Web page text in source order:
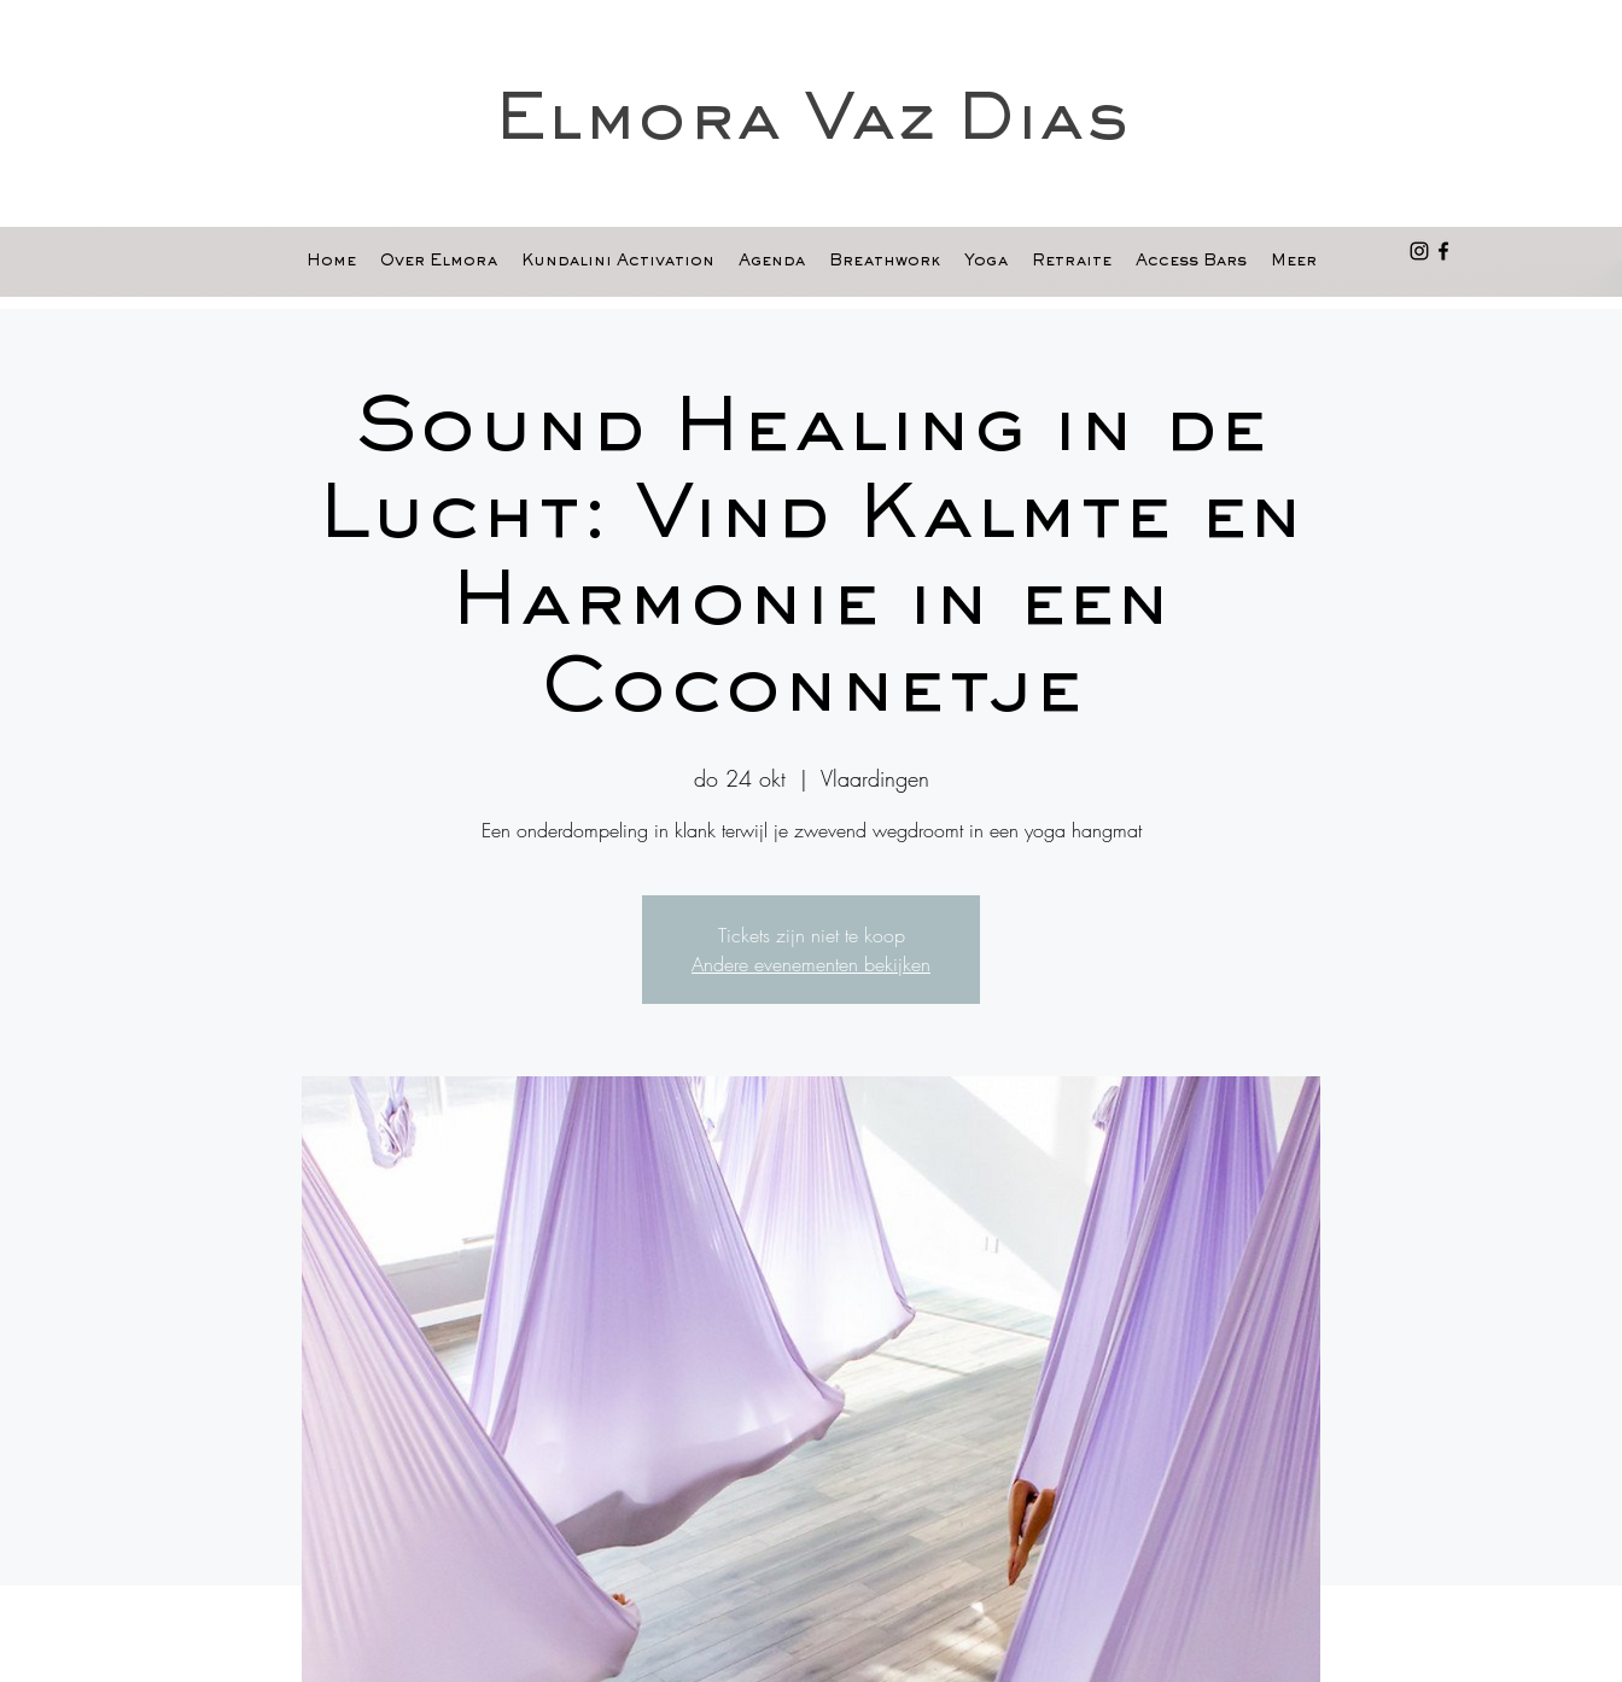
Elmora Vaz Dias
Home Over Elmora Kundalini Activation Agenda Breathwork Yoga Retraite Access Bars Meer
Sound Healing in de
Lucht: Vind Kalmte en
Harmonie in een
Coconnetje
do 24 okt
  |
Vlaardingen
Een onderdompeling in klank terwijl je zwevend wegdroomt in een yoga hangmat
Tickets zijn niet te koop
Andere evenementen bekijken